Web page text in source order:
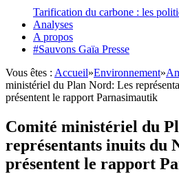
Tarification du carbone : les
Analyses
A propos
#Sauvons Gaïa Presse
Vous êtes : Accueil»Environnement»
ministériel du Plan Nord: Les
présentent le rapport Parnasimautik
Comité ministériel du
représentants inuits du
présentent le rapport